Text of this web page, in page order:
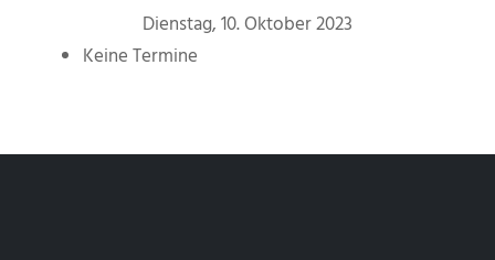
Dienstag, 10. Oktober 2023
Keine Termine